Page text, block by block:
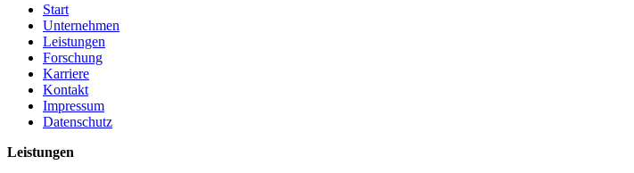
Start
Unternehmen
Leistungen
Forschung
Karriere
Kontakt
Impressum
Datenschutz
Leistungen